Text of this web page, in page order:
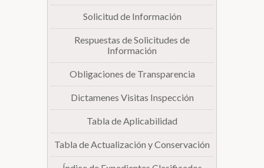
Solicitud de Información
Respuestas de Solicitudes de
Información
Obligaciones de Transparencia
Dictamenes Visitas Inspección
Tabla de Aplicabilidad
Tabla de Actualización y Conservación